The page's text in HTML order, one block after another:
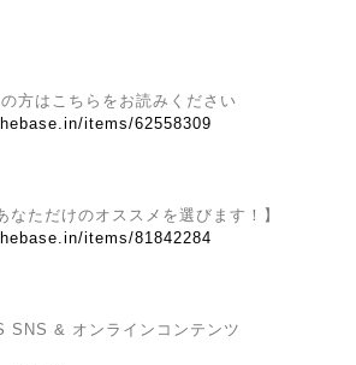
方はこちらをお読みください
items/62558309
なただけのオススメを選びます！】
items/81842284
SNS & オンラインコンテンツ